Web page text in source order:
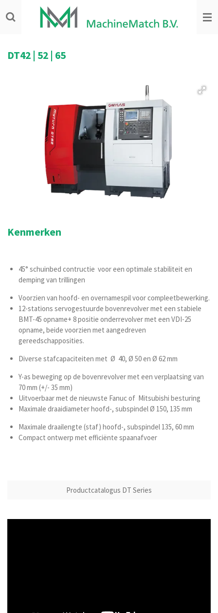
direct
hoofdinhoud
DT42 52 65
Kenmerken
45° schuinbed contructie voor een optimale stabiliteit en
demping van trillingen
Voorzien van hoofd- en overnamespil voor compleetbewerking.
12-stations servogestuurde bovenrevolver met een stabiele
BMT-45 opname+ 8 positie onderrevolver met een VDI-25
opname, beide voorzien met aangedreven
gereedschapposities.
Diverse stafcapaciteiten met Ø 40, Ø 50 en Ø 62 mm
Y-as beweging op de bovenrevolver met een verplaatsing van
70 mm (+/- 35 mm)
Uitvoerbaar met de nieuwste Fanuc of Mitsubishi besturing
Maximale draaidiameter hoofd-, subspindel Ø 150, 135 mm
Maximale draailengte (staf) hoofd-, subspindel 135, 60 mm
Compact ontwerp met efficiënte spaanafvoer
Productcatalogus DT Series